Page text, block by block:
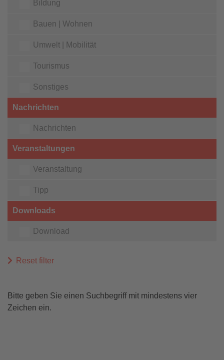
Bildung
Bauen | Wohnen
Umwelt | Mobilität
Tourismus
Sonstiges
Nachrichten
Nachrichten
Veranstaltungen
Veranstaltung
Tipp
Downloads
Download
Reset filter
Bitte geben Sie einen Suchbegriff mit mindestens vier
Zeichen ein.